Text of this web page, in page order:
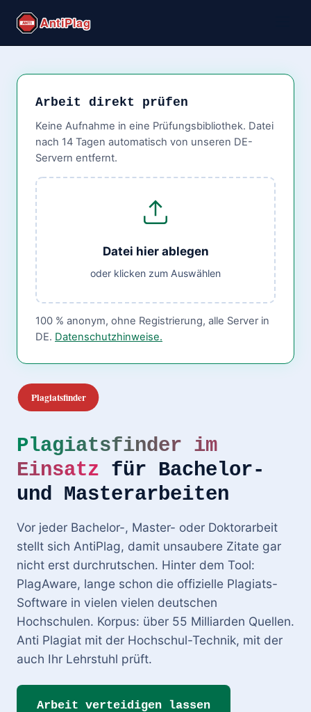
Plagiatsfinder im
Einsatz für Bachelor-
und Masterarbeiten
Vor jeder Bachelor-, Master- oder Doktorarbeit
stellt sich AntiPlag, damit unsaubere Zitate gar
nicht erst durchrutschen. Hinter dem Tool:
PlagAware, lange schon die offizielle Plagiats-
Software in vielen vielen deutschen
Hochschulen. Korpus: über 55 Milliarden Quellen.
Anti Plagiat mit der Hochschul-Technik, mit der
auch Ihr Lehrstuhl prüft.
Arbeit verteidigen lassen
Arbeit direkt prüfen
Keine Aufnahme in eine Prüfungsbibliothek. Datei
nach 14 Tagen automatisch von unseren DE-
Servern entfernt.
Datei hier ablegen
oder klicken zum Auswählen
100 % anonym, ohne Registrierung, alle Server in
DE. Datenschutzhinweise.